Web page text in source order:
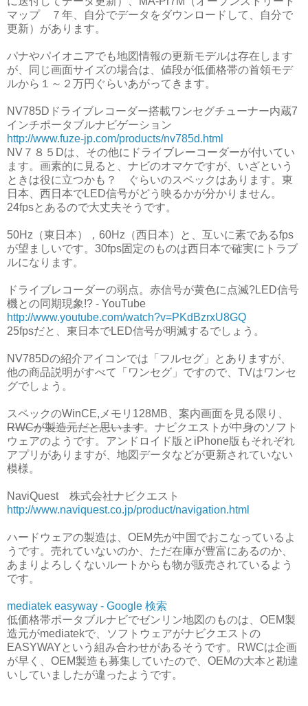
マップ ７年、自分でデータをダウンロードして、自分で
更新）があります。
パナやパイオニアでも地図情報の更新モデルは存在します
が、同じ画面サイズの場合は、値段が低価格帯の首領モデ
ルから１～２万円ぐらいあがってきます。
NV785Dドライブレコーダー搭載ワンセグチューナー内蔵7
インチポータブルナビゲーション
http://www.fuze-jp.com/products/nv785d.html
NV７８５Dは、その他にドライブレーコーダーが付いてい
ます。画素的に見ると、ナビのオマケですが、いざという
ときは役に立つかも？ ぐらいのスペックはあります。東
日本、西日本でLED信号がどう映るかが分かりません。
24fpsとあるので大丈夫そうです。
50Hz（東日本），60Hz（西日本）と、互いに素であるfps
が望ましいです。30fps固定のものは西日本で確実にトラブ
ルになります。
ドライブレコーダーの弱点。赤信号が黄色に点滅?LED信号
機との同期現象!? - YouTube
http://www.youtube.com/watch?v=PKdBzrxU8GQ
25fpsだと、東日本でLED信号が明滅するでしょう。
NV785Dの紹介アイコンでは「フルセグ」とありますが、
他の商品説明がすべて「ワンセグ」ですので、TVはワンセ
グでしょう。
スペックのWinCE,メモリ128MB、案内画面を見る限り、
RWCが製造元だと思います。ナビクエストが中身のソフト
ウェアのようです。アンドロイド版とiPhone版もそれぞれ
アプリがありますが、地図データなどが更新されていない
模様。
NaviQuest 株式会社ナビクエスト
http://www.naviquest.co.jp/product/navigation.html
ハードウェアの製造は、OEM先が中国でおこなっているよ
うです。売れていないのか、ただ在庫が豊富にあるのか、
あまりよろしくないルートからも物が販売されているよう
です。
mediatek easyway - Google 検索
低価格帯ポータブルナビでゼンリン地図のものは、OEM製
造元がmediatekで、ソフトウェアがナビクエストの
EASYWAYという組み合わせがあるそうです。RWCは企画
が早く、OEM製造も募集していたので、OEMの大本と勘違
いしていましたが違ったようです。